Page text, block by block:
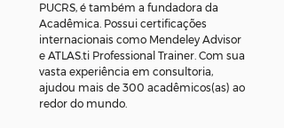
PUCRS, é também a fundadora da
Acadêmica. Possui certificações
internacionais como Mendeley Advisor
e ATLAS.ti Professional Trainer. Com sua
vasta experiência em consultoria,
ajudou mais de 300 acadêmicos(as) ao
redor do mundo.